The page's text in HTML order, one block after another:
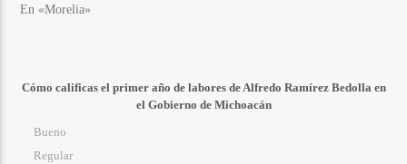
En «Morelia»
Cómo calificas el primer año de labores de Alfredo Ramírez Bedolla en
el Gobierno de Michoacán
Bueno
Regular